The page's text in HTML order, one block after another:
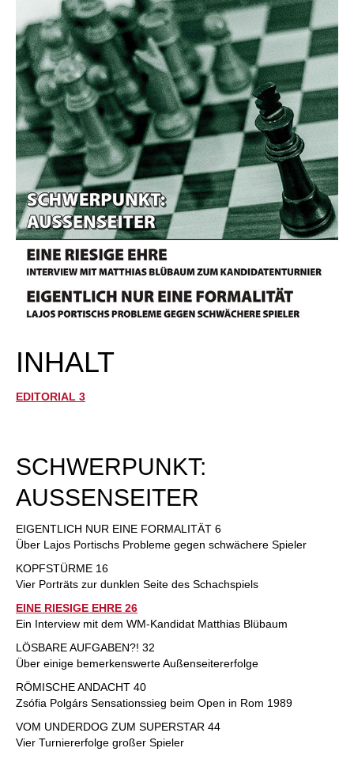
INHALT
EDITORIAL 3
SCHWERPUNKT:
AUSSENSEITER
EIGENTLICH NUR EINE FORMALITÄT 6
Über Lajos Portischs Probleme gegen schwächere Spieler
KOPFSTÜRME 16
Vier Porträts zur dunklen Seite des Schachspiels
EINE RIESIGE EHRE 26
Ein Interview mit dem WM-Kandidat Matthias Blübaum
LÖSBARE AUFGABEN?! 32
Über einige bemerkenswerte Außenseitererfolge
RÖMISCHE ANDACHT 40
Zsófia Polgárs Sensationssieg beim Open in Rom 1989
VOM UNDERDOG ZUM SUPERSTAR 44
Vier Turniererfolge großer Spieler